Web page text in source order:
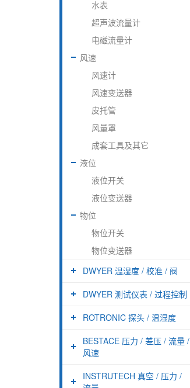
水表
超声波流量计
电磁流量计
风速
风速计
风速变送器
皮托管
风量罩
成套工具及其它
液位
液位开关
液位变送器
物位
物位开关
物位变送器
DWYER 温湿度 / 校准 / 阀
DWYER 测试仪表 / 过程控制
ROTRONIC 探头 / 温湿度
BESTACE 压力 / 差压 / 流量 /
风速
INSTRUTECH 真空 / 压力 /